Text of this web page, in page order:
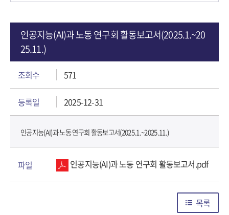
인공지능(AI)과 노동 연구회 활동보고서(2025.1.~20
25.11.)
조회수 571
등록일 2025-12-31
인공지능(AI)과 노동 연구회 활동보고서(2025.1.~2025.11.)
파일 인공지능(AI)과 노동 연구회 활동보고서.pdf
목록